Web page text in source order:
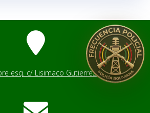
esq. c/ Lisimaco Gutierrez # 2541